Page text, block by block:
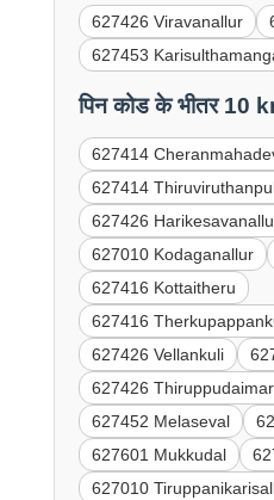
627426 Viravanallur
627453
पिन कोड के भीतर 10
627414
627414
627426
627010 Kodaganallur
627416 Kottaitheru
627416
627426 Vellankuli
627426
627452 Melaseval
627601 Mukkudal
627010